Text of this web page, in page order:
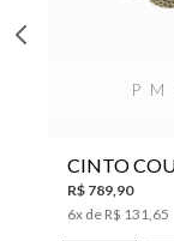
P M
R$ 789 90
6x de R$ 131 65